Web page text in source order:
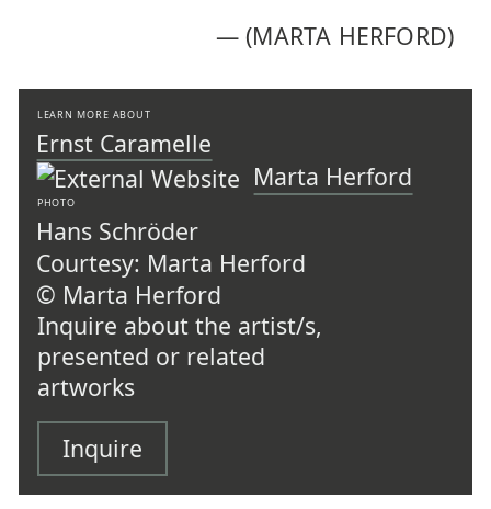
—(MARTA HERFORD)
LEARN MORE ABOUT
Ernst Caramelle
Marta Herford
PHOTO
Hans Schröder
Courtesy: Marta Herford
© Marta Herford
Inquire about the artist/s,
presented or related
artworks
Inquire